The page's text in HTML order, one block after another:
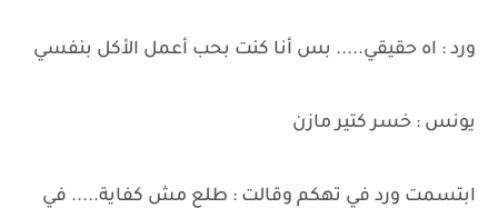
ورد : اه حقيقي..... بس أنا كنت بحب أعمل الأكل بنفسي
يونس : خسر كتير مازن
ابتسمت ورد في تهكم وقالت : طلع مش كفاية..... في